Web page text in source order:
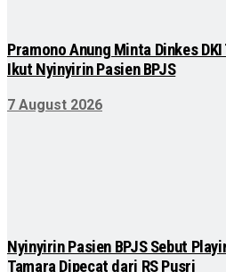
Pramono Anung Minta Dinkes
Ikut Nyinyirin Pasien BPJS
7 August 2026
Nyinyirin Pasien BPJS Sebut
Tamara Dipecat dari RS Pusri